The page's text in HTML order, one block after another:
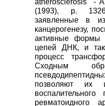
(1993), p. 1326-
заявленные в
канцерогенезу,
активные формы
цепей ДНК, и
процесс
Сходным
позволяют их
ревматоидного